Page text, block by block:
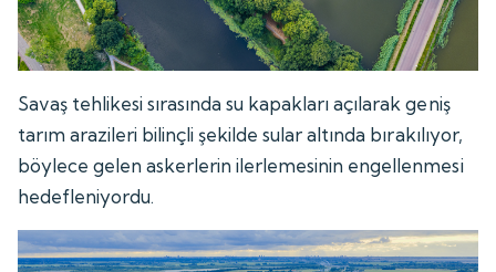
Savaş tehlikesi sırasında su kapakları açılarak geniş
tarım arazileri bilinçli şekilde sular altında bırakılıyor,
böylece gelen askerlerin ilerlemesinin engellenmesi
hedefleniyordu.